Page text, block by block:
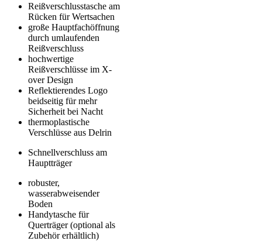
Reißverschlusstasche am
Rücken für Wertsachen
große Hauptfachöffnung
durch umlaufenden
Reißverschluss
hochwertige
Reißverschlüsse im X-
over Design
Reflektierendes Logo
beidseitig für mehr
Sicherheit bei Nacht
thermoplastische
Verschlüsse aus Delrin
Schnellverschluss am
Hauptträger
robuster,
wasserabweisender
Boden
Handytasche für
Querträger (optional als
Zubehör erhältlich)